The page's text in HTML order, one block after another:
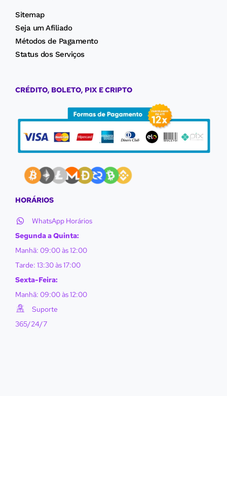
Sitemap
Seja um Afiliado
Métodos de Pagamento
Status dos Serviços
CRÉDITO, BOLETO, PIX E CRIPTO
HORÁRIOS
WhatsApp Horários
Segunda a Quinta:
Manhã: 09:00 às 12:00
Tarde: 13:30 às 17:00
Sexta-Feira:
Manhã: 09:00 às 12:00
Suporte
365/24/7